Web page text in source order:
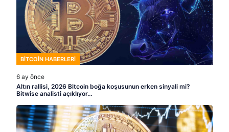
BITCOIN HABERLERI
6 ay önce
Altın rallisi, 2026 Bitcoin boğa koşusunun erken sinyali mi?
Bitwise analisti açıklıyor…